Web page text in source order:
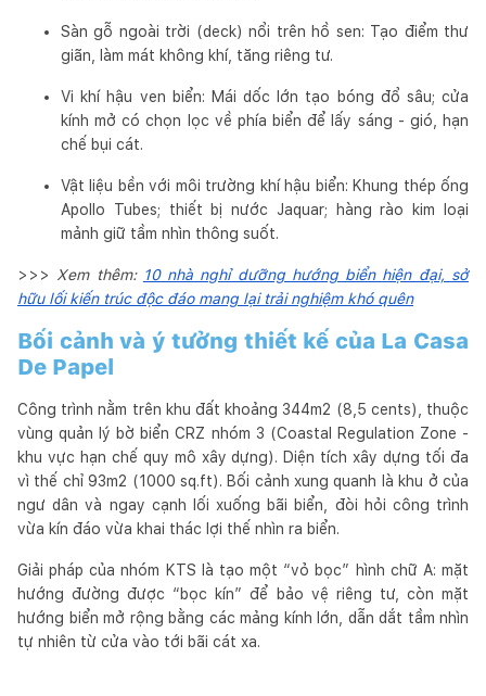
Sàn gỗ ngoài trời (deck) nổi trên hồ sen: Tạo điểm thư
giãn, làm mát không khí, tăng riêng tư.
Vi khí hậu ven biển: Mái dốc lớn tạo bóng đổ sâu; cửa
kính mở có chọn lọc về phía biển để lấy sáng - gió, hạn
chế bụi cát.
Vật liệu bền với môi trường khí hậu biển: Khung thép ống
Apollo Tubes; thiết bị nước Jaquar; hàng rào kim loại
mảnh giữ tầm nhìn thông suốt.
>>> Xem thêm: 10 nhà nghỉ dưỡng hướng biển hiện đại, sở
hữu lối kiến trúc độc đáo mang lại trải nghiệm khó quên
Bối cảnh và ý tưởng thiết kế của La Casa
De Papel
Công trình nằm trên khu đất khoảng 344m2 (8,5 cents), thuộc
vùng quản lý bờ biển CRZ nhóm 3 (Coastal Regulation Zone -
khu vực hạn chế quy mô xây dựng). Diện tích xây dựng tối đa
vì thế chỉ 93m2 (1000 sq.ft). Bối cảnh xung quanh là khu ở của
ngư dân và ngay cạnh lối xuống bãi biển, đòi hỏi công trình
vừa kín đáo vừa khai thác lợi thế nhìn ra biển.
Giải pháp của nhóm KTS là tạo một “vỏ bọc” hình chữ A: mặt
hướng đường được “bọc kín” để bảo vệ riêng tư, còn mặt
hướng biển mở rộng bằng các mảng kính lớn, dẫn dắt tầm nhìn
tự nhiên từ cửa vào tới bãi cát xa.